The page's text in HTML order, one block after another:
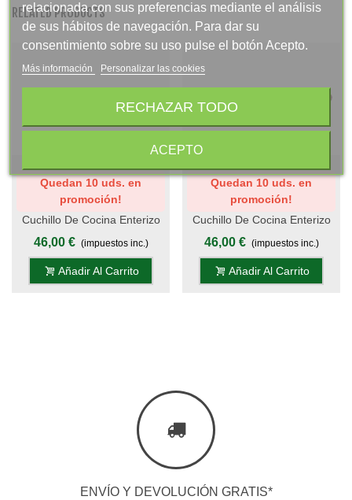
RELATED PRODUCTS
Quedan 10 uds. en
promoción!
Cuchillo De Cocina Enterizo
20 Cm Titanio Oro - Mango
46,00 € (impuestos inc.)
Añadir Al Carrito
Quedan 10 uds. en
promoción!
Cuchillo De Cocina Enterizo
20 Cm Titanio Oro - Mango
46,00 € (impuestos inc.)
Añadir Al Carrito
ENVÍO Y DEVOLUCIÓN GRATIS*
relacionada con sus preferencias mediante el análisis
de sus hábitos de navegación. Para dar su
consentimiento sobre su uso pulse el botón Acepto.
Más información Personalizar las cookies
RECHAZAR TODO
ACEPTO